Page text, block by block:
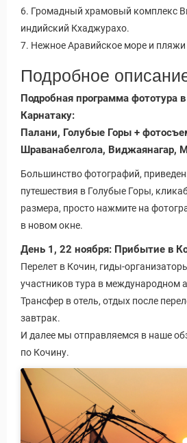
Туры
6. Громадный храмовый комплекс
индийский Кхаджурахо.
7. Нежное Аравийское море и
Подробное
Подробная программа фототура
Карнатаку:
Палани, Голубые Горы +
Шраванабелгола, Виджаянагар,
Большинство фотографий,
путешествия в Голубые Горы,
размера, просто нажмите на
в новом окне.
День 1, 22 ноября: Прибытие в
Перелет в Кочин, гиды-
участников тура в международном
Трансфер в отель, отдых после
завтрак.
И далее мы отправляемся в наше
по Кочину.